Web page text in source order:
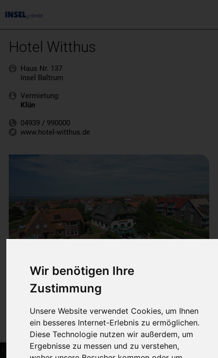
Wir benötigen Ihre
Zustimmung
Unsere Website verwendet Cookies, um Ihnen
ein besseres Internet-Erlebnis zu ermöglichen.
Diese Technologie nutzen wir außerdem, um
Ergebnisse zu messen und zu verstehen,
Hotel Witthus
Haus Nr. 137
Insel Baltrum
Vermietung:
Klün
04939 / 990000
www.hotel-witthus.de
Doppelzimmer